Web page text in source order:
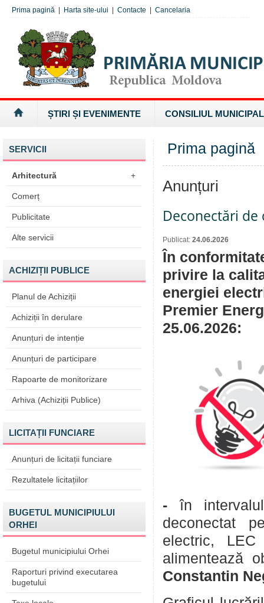
Prima pagină Harta site-ului Contacte Cancelaria
ȘTIRI ȘI EVENIMENTE CONSILIUL MUNICIPAL
SERVICII
Arhitectură +
Comerț
Publicitate
Alte servicii
ACHIZIȚII PUBLICE
Planul de Achiziții
Achiziții în derulare
Anunțuri de intenție
Anunțuri de participare
Rapoarte de monitorizare
Arhiva (Achiziții Publice)
LICITAȚII FUNCIARE
Anunțuri de licitații funciare
Rezultatele licitațiilor
BUGETUL MUNICIPIULUI
ORHEI
Bugetul municipiului Orhei
Raporturi privind executarea
bugetului
Prima pagină
Anunțuri
Deconectări
Publicat: 24.06.2026
În
privire la
energiei
Premier
25.06.2026:
- în
deconectat
electric,
alimentează
Constantin